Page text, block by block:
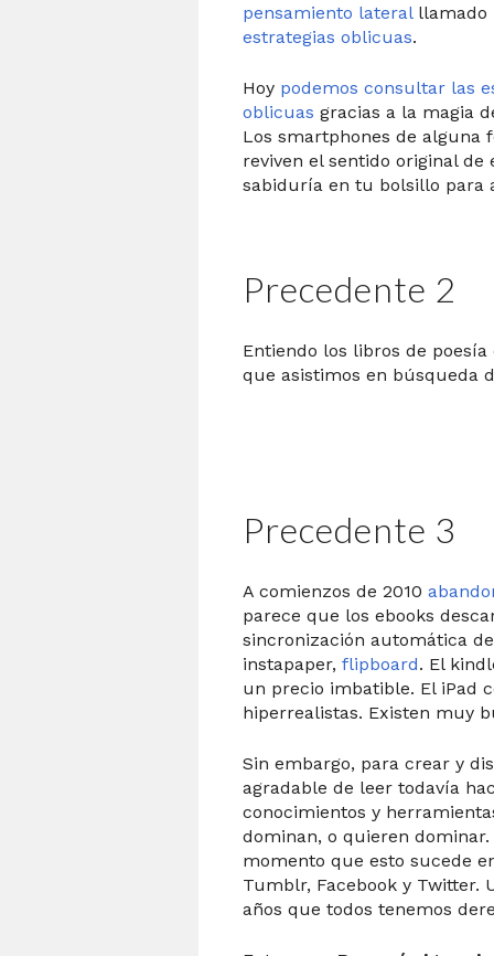
pensamiento lateralllamado
estrategias oblicuas.
Hoy podemos consultar las
oblicuas gracias a la magia
Los smartphones de alguna
reviven el sentido original
sabiduría en tu bolsillo para
Precedente 2
Entiendo los libros de
que asistimos en búsqueda
Precedente 3
A comienzos de 2010
parece que los ebooks
sincronización automática
instapaper, flipboard. El
un precio imbatible. El iPad
hiperrealistas. Existen muy
Sin embargo, para crear y
agradable de leer todavía
conocimientos y
dominan, o quieren
momento que esto sucede
Tumblr, Facebook y Twitter.
años que todos tenemos